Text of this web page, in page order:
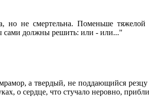
но не смертельна. Поменьше
сами должны решить: или - или..."
а твердый, не поддающийся резцу
о сердце, что стучало неровно,